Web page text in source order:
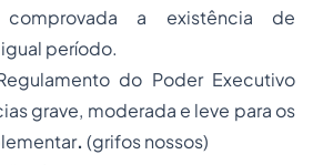
a existência de
período.
do Poder Executivo
grave, moderada e leve para os
. (grifos nossos)